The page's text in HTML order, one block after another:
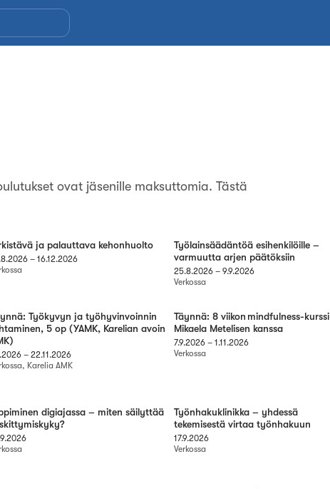
ovat jäsenille maksuttomia. Tästä
ja palauttava kehonhuolto
– 16.12.2026
Työlainsäädäntöä esihenkilöille –
varmuutta arjen päätöksiin
25.8.2026 – 9.9.2026
Verkossa
Työkyvyn ja työhyvinvoinnin
5 op (YAMK, Karelian avoin
– 22.11.2026
Karelia AMK
Täynnä: 8 viikon mindfulness-kurssi
Mikaela Metelisen kanssa
7.9.2026 – 1.11.2026
Verkossa
digiajassa – miten säilyttää
Työnhakuklinikka – yhdessä
tekemisestä virtaa työnhakuun
17.9.2026
Verkossa